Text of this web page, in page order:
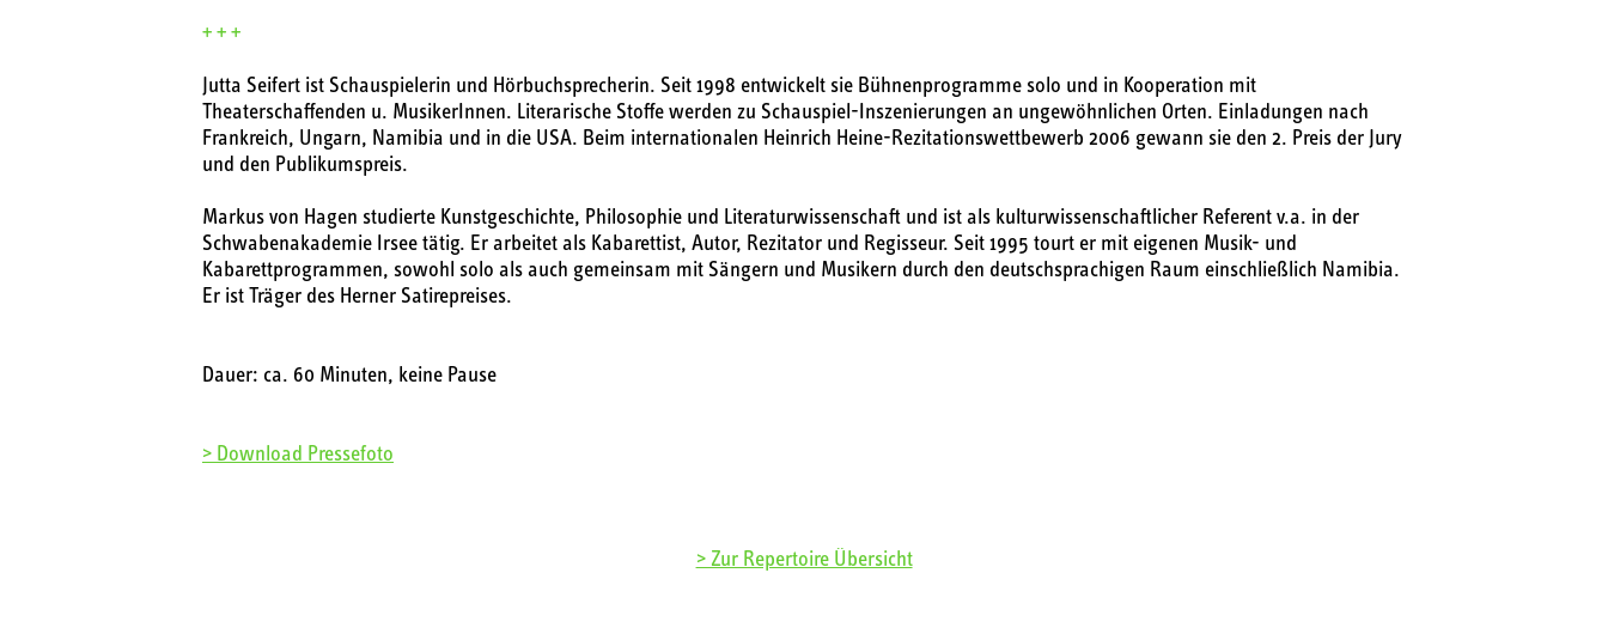
+ + +
Jutta Seifert ist Schauspielerin und Hörbuchsprecherin. Seit 1998 entwickelt sie Bühnenprogramme solo und in Kooperation mit
Theaterschaffenden u. MusikerInnen. Literarische Stoffe werden zu Schauspiel-Inszenierungen an ungewöhnlichen Orten. Einladungen nach
Frankreich, Ungarn, Namibia und in die USA. Beim internationalen Heinrich Heine-Rezitationswettbewerb 2006 gewann sie den 2. Preis der Jury
und den Publikumspreis.
Markus von Hagen studierte Kunstgeschichte, Philosophie und Literaturwissenschaft und ist als kulturwissenschaftlicher Referent v.a. in der
Schwabenakademie Irsee tätig. Er arbeitet als Kabarettist, Autor, Rezitator und Regisseur. Seit 1995 tourt er mit eigenen Musik- und
Kabarettprogrammen, sowohl solo als auch gemeinsam mit Sängern und Musikern durch den deutschsprachigen Raum einschließlich Namibia.
Er ist Träger des Herner Satirepreises.
Dauer: ca. 60 Minuten, keine Pause
> Download Pressefoto
> Zur Repertoire Übersicht